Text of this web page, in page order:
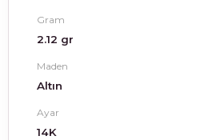
Gram
2.12 gr
Maden
Altın
Ayar
14K